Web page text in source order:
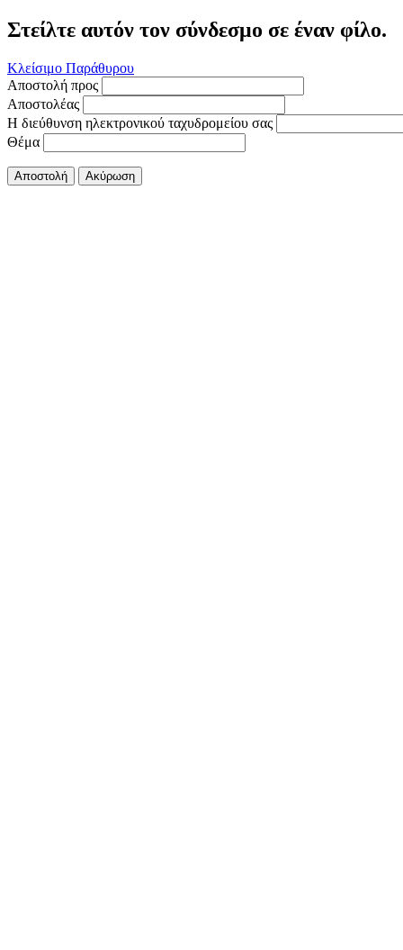
Στείλτε αυτόν τον σύνδεσμο σε έναν φίλο.
Κλείσιμο Παράθυρου
Αποστολή προς
Αποστολέας
Η διεύθυνση ηλεκτρονικού ταχυδρομείου σας
Θέμα
Αποστολή Ακύρωση